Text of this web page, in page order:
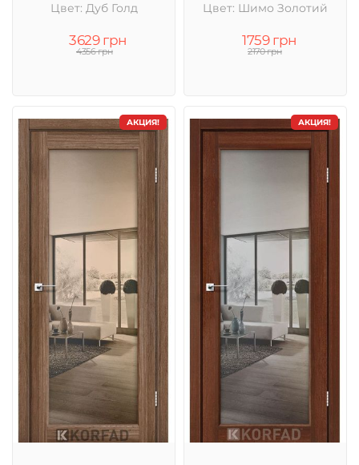
Цвет: Дуб Голд
3629 грн
4356 грн
Цвет: Шимо Золотий
1759 грн
2170 грн
АКЦИЯ! АКЦИЯ!